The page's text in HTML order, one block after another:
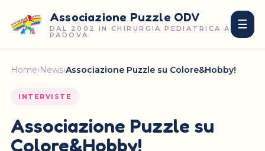
Associazione Puzzle ODV
DAL 2002 IN CHIRURGIA PEDIATRICA A
PADOVA
☰
Home›News›Associazione Puzzle su Colore&Hobby!
INTERVISTE
Associazione Puzzle su
Colore&Hobby!